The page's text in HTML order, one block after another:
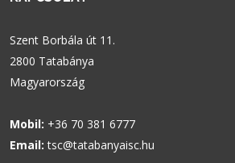
Szent Borbála út 11.
2800 Tatabánya
Magyarország
Mobil: +36 70 381 6777
Email: tsc@tatabanyaisc.hu